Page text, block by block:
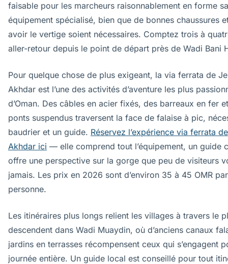
faisable pour les marcheurs raisonnablement en forme
équipement spécialisé, bien que de bonnes chaussures
avoir le vertige soient nécessaires. Comptez trois à
aller-retour depuis le point de départ près de Wadi Bani
Pour quelque chose de plus exigeant, la via ferrata de
Akhdar est l’une des activités d’aventure les plus
d’Oman. Des câbles en acier fixés, des barreaux en fer
ponts suspendus traversent la face de falaise à pic,
baudrier et un guide. Réservez l’expérience via ferrata
Akhdar ici — elle comprend tout l’équipement, un guide
offre une perspective sur la gorge que peu de visiteurs
jamais. Les prix en 2026 sont d’environ 35 à 45 OMR par
personne.
Les itinéraires plus longs relient les villages à travers le
descendent dans Wadi Muaydin, où d’anciens canaux
jardins en terrasses récompensent ceux qui s’engagent
journée entière. Un guide local est conseillé pour tout